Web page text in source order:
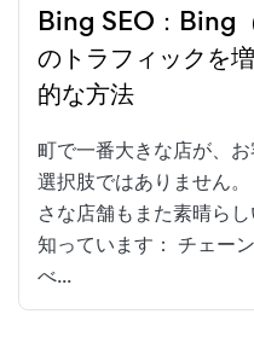
Bing SEO：Bing
のトラフィックを
的な方法
町で一番大きな店が、
選択肢ではありません
さな店舗もまた素晴ら
知っています： チェー
べ...